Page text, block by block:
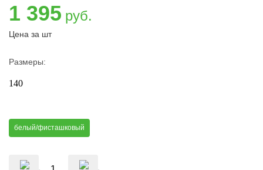
1 395 руб.
Цена за шт
Размеры:
140
белый/фисташковый